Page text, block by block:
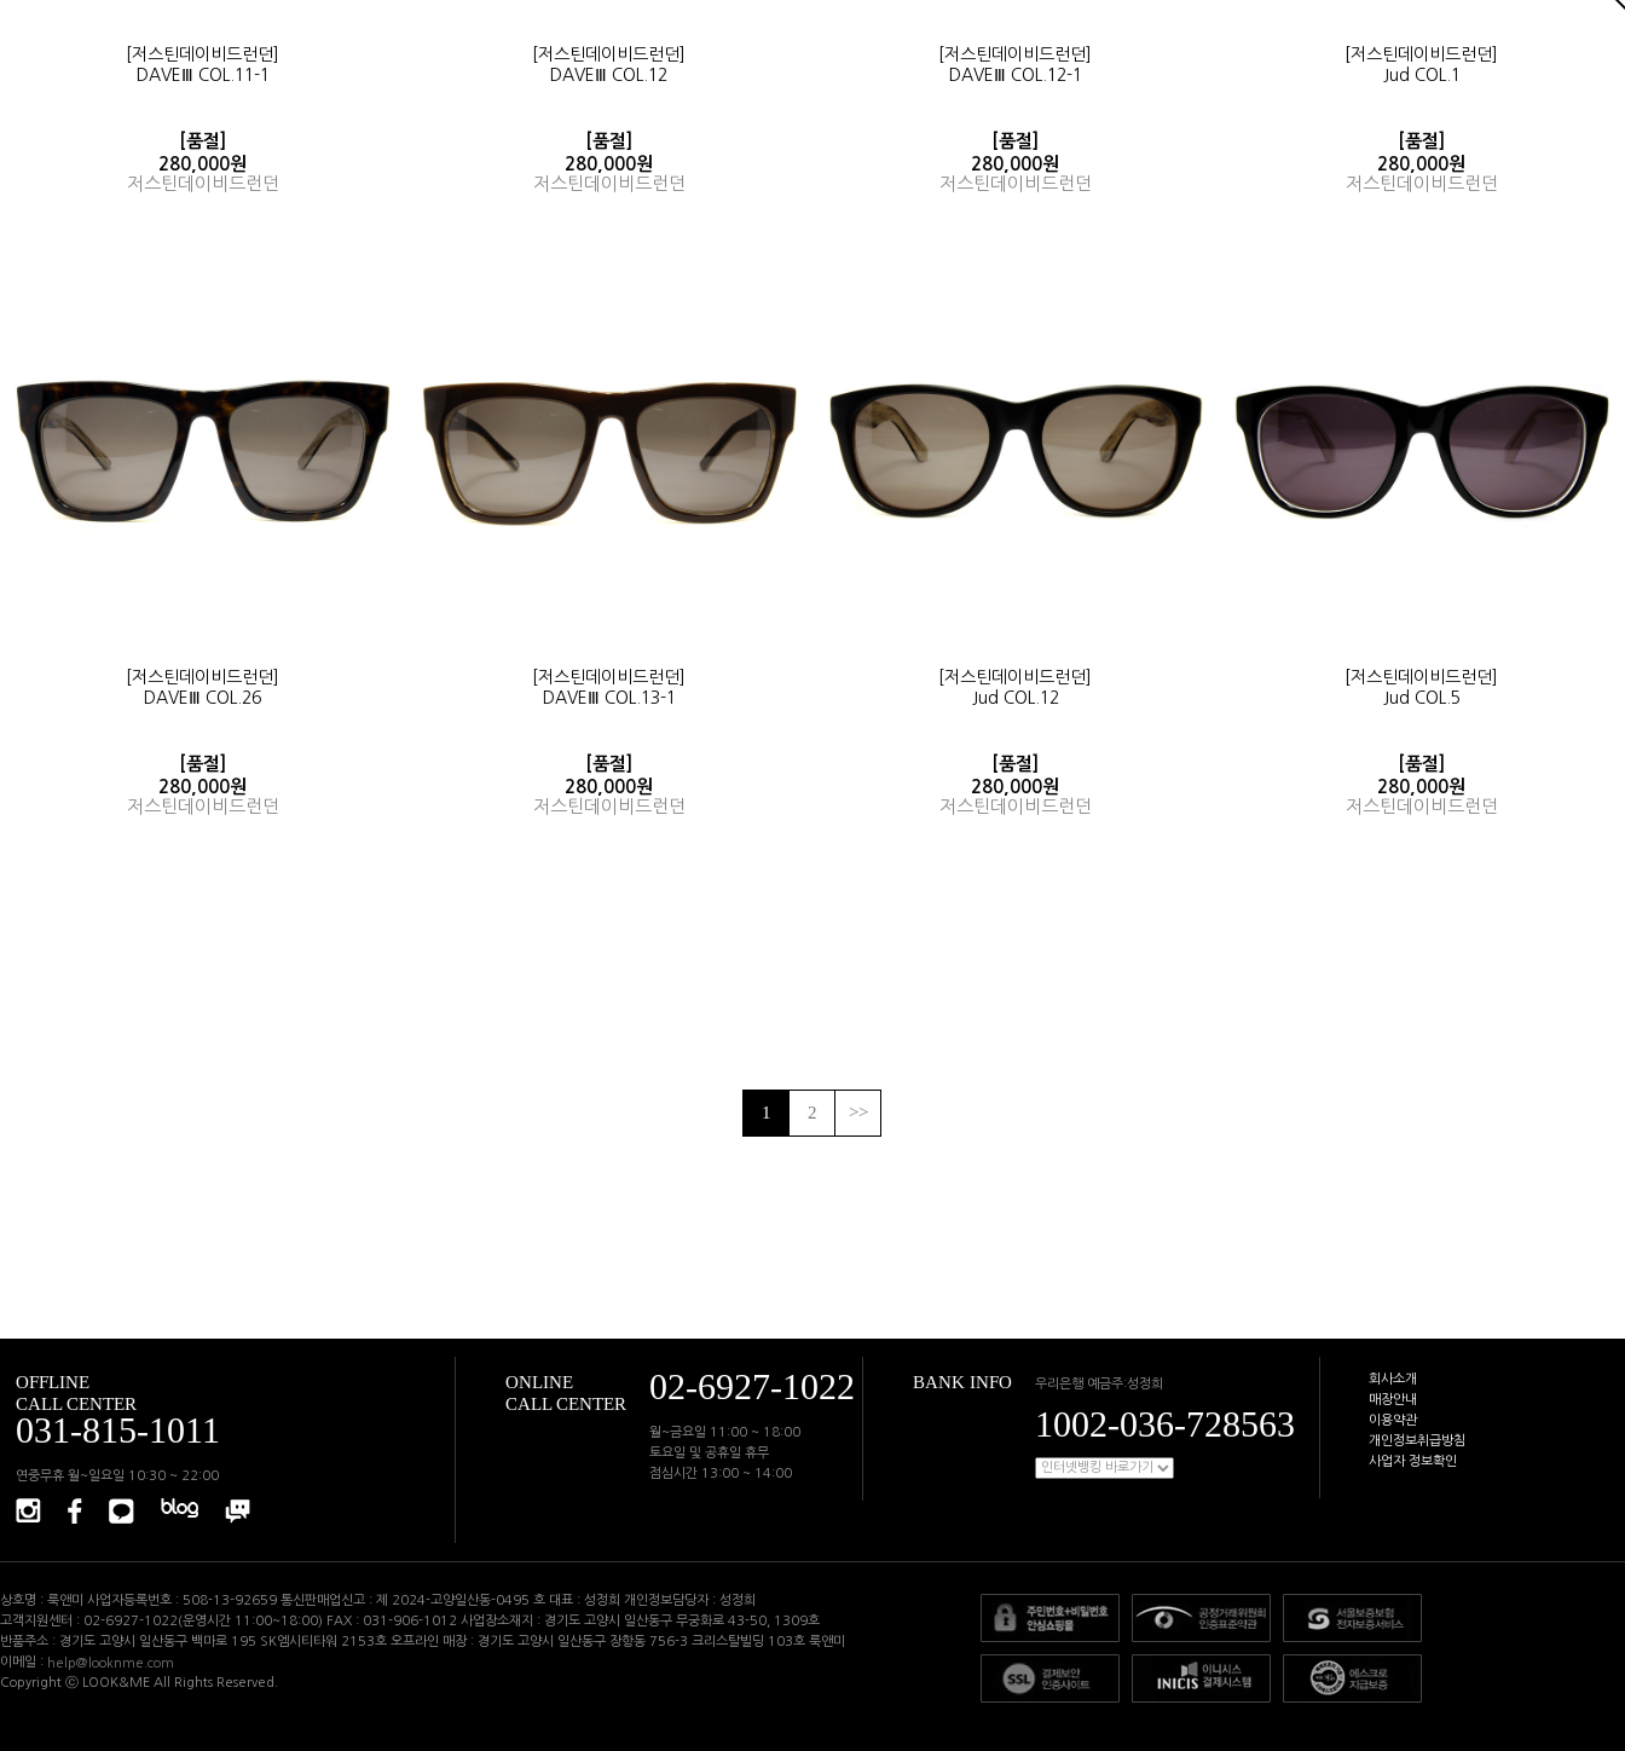
[저스틴데이비드런던]
DAVEⅢ COL.11-1
[품절]
280,000원
저스틴데이비드런던
[저스틴데이비드런던]
DAVEⅢ COL.12
[품절]
280,000원
저스틴데이비드런던
[저스틴데이비드런던]
DAVEⅢ COL.12-1
[품절]
280,000원
저스틴데이비드런던
[저스틴데이비드런던]
Jud COL.1
[품절]
280,000원
저스틴데이비드런던
[저스틴데이비드런던]
DAVEⅢ COL.26
[품절]
280,000원
저스틴데이비드런던
[저스틴데이비드런던]
DAVEⅢ COL.13-1
[품절]
280,000원
저스틴데이비드런던
[저스틴데이비드런던]
Jud COL.12
[품절]
280,000원
저스틴데이비드런던
[저스틴데이비드런던]
Jud COL.5
[품절]
280,000원
저스틴데이비드런던
1 2 >>
OFFLINE
CALL CENTER
031-815-1011
연중무휴 월~일요일 10:30 ~ 22:00
ONLINE
CALL CENTER
02-6927-1022
월~금요일 11:00 ~ 18:00
토요일 및 공휴일 휴무
점심시간 13:00 ~ 14:00
BANK INFO 우리은행 예금주:성정희
1002-036-728563
회사소개
매장안내
이용약관
개인정보취급방침
사업자 정보확인
상호명 : 룩앤미 사업자등록번호 : 508-13-92659 통신판매업신고 : 제 2024-고양일산동-0495 호 대표 : 성정희 개인정보담당자 : 성정희
고객지원센터 : 02-6927-1022(운영시간 11:00~18:00) FAX : 031-906-1012 사업장소재지 : 경기도 고양시 일산동구 무궁화로 43-50, 1309호
반품주소 : 경기도 고양시 일산동구 백마로 195 SK엠시티타워 2153호 오프라인 매장 : 경기도 고양시 일산동구 장항동 756-3 크리스탈빌딩 103호 룩앤미
이메일 : help@looknme.com
Copyright ⓒ LOOK&ME All Rights Reserved.